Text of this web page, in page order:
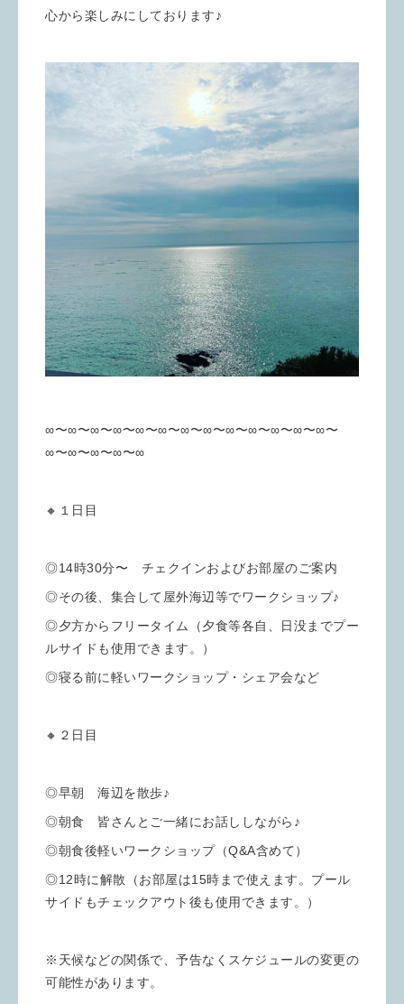
心から楽しみにしております♪
∞〜∞〜∞〜∞〜∞〜∞〜∞〜∞〜∞〜∞〜∞〜∞〜∞〜
∞〜∞〜∞〜∞〜∞
🔸１日目
◎14時30分〜 チェクインおよびお部屋のご案内
◎その後、集合して屋外海辺等でワークショップ♪
◎夕方からフリータイム（夕食等各自、日没までプー
ルサイドも使用できます。）
◎寝る前に軽いワークショップ・シェア会など
🔸２日目
◎早朝 海辺を散歩♪
◎朝食 皆さんとご一緒にお話ししながら♪
◎朝食後軽いワークショップ（Q&A含めて）
◎12時に解散（お部屋は15時まで使えます。プール
サイドもチェックアウト後も使用できます。）
※天候などの関係で、予告なくスケジュールの変更の
可能性があります。